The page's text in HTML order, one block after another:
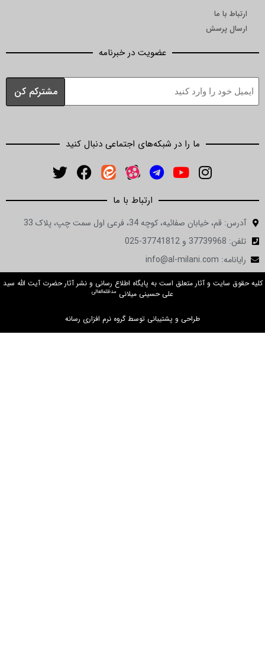
عضویت در خبرنامه
ما را در شبکه‌های اجتماعی دنبال کنید
ارتباط با ما
صفائیه، کوچه 34، فرعی اول سمت چپ، پلاک 33
و آثار متعلق است به پایگاه اطلاع رسانی و نشر آثار حضرت آیت الله سید
علی حسینی میلانی مدظله‌العالی
طراحی و پشتیبانی توسط گروه نرم افزاری رسانه